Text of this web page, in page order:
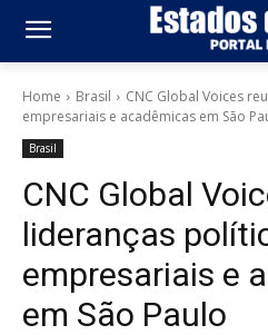
Home Brasil
CNC Global Voices
empresariais e acadêmicas em São
Brasil
CNC Global
lideranças
empresariais e
em São Paulo